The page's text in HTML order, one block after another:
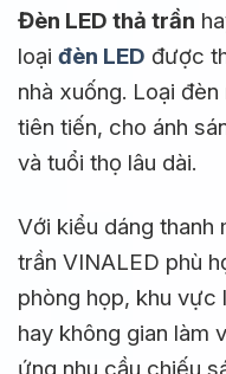
Đèn LED thả trần
loại đèn LED được
nhà xuống. Loại
tiên tiến, cho ánh
và tuổi thọ lâu dài.
Với kiểu dáng thanh
trần VINALED phù
phòng họp, khu vực
hay không gian làm